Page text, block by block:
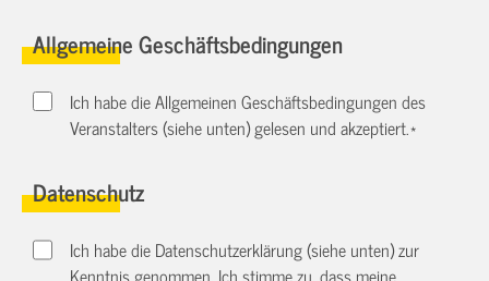
Allgemeine Geschäftsbedingungen
Ich habe die Allgemeinen Geschäftsbedingungen des
Veranstalters (siehe unten) gelesen und akzeptiert.*
Datenschutz
Ich habe die Datenschutzerklärung (siehe unten) zur